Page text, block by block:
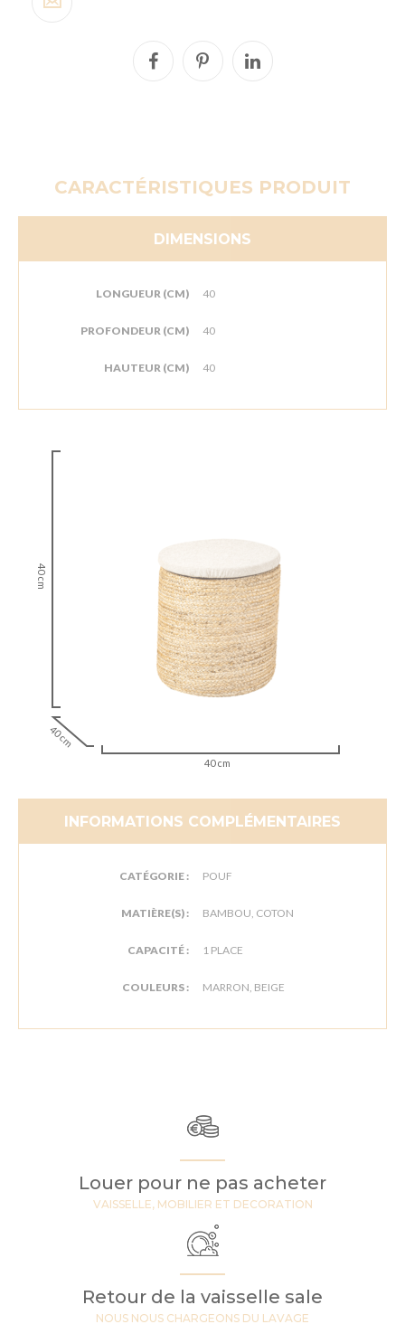
CARACTÉRISTIQUES PRODUIT
DIMENSIONS
LONGUEUR (CM) 40
PROFONDEUR (CM) 40
HAUTEUR (CM) 40
40 cm
40 cm
40 cm
INFORMATIONS COMPLÉMENTAIRES
CATÉGORIE : POUF
MATIÈRE(S) : BAMBOU, COTON
CAPACITÉ : 1 PLACE
COULEURS : MARRON, BEIGE
Louer pour ne pas acheter
VAISSELLE, MOBILIER ET DECORATION
Retour de la vaisselle sale
NOUS NOUS CHARGEONS DU LAVAGE